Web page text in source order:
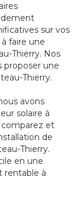
sur vos
faire une
Thierry. Nos
proposer une
Thierry.
avons
solaire à
comparez et
de
Thierry.
en une
rentable à